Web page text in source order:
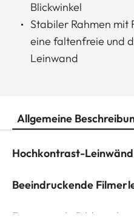
Blickwinkel
Stabiler Rahmen mit
eine faltenfreie und
Leinwand
Allgemeine
Hochkontrast-
Beeindruckende
Für optimale